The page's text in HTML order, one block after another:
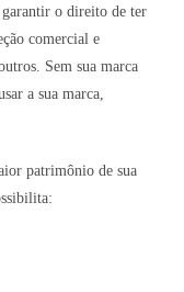
garantir o direito de ter
comercial e
Sem sua marca
a sua marca,
patrimônio de sua